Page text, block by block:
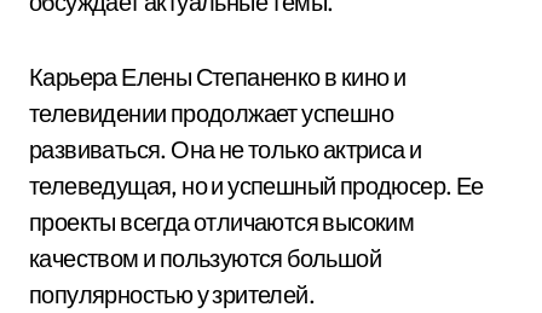
Карьера Елены Степаненко в кино и
телевидении продолжает успешно
развиваться. Она не только актриса и
телеведущая, но и успешный продюсер. Ее
проекты всегда отличаются высоким
качеством и пользуются большой
популярностью у зрителей.